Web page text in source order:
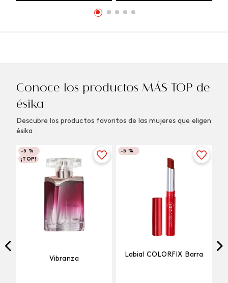
Conoce los productos MÁS TOP de
ésika
Descubre los productos favoritos de las mujeres que eligen
ésika
-5 %
¡TOP!
Vibranza
-5 %
Labial COLORFIX Barra